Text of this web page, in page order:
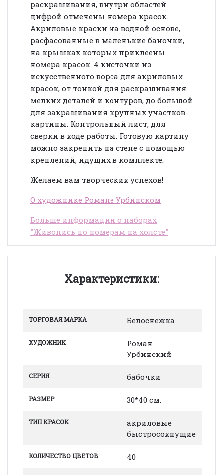
раскрашивания, внутри областей
цифрой отмечены номера красок.
Акриловые краски на водной основе,
расфасованные в маленькие баночки,
на крышках которых приклеены
номера красок. 4 кисточки из
искусственного ворса для акриловых
красок, от тонкой для раскрашивания
мелких деталей и контуров, до большой
для закрашивания крупных участков
картины. Контрольный лист, для
сверки в ходе работы. Готовую картину
можно закрепить на стене с помощью
креплений, идущих в комплекте.
Желаем вам творческих успехов!
О художнике Романе Урбинском
Больше информации о наборах
"Живопись по номерам на холсте"
Характеристики:
ТОРГОВАЯ МАРКА Белоснежка
ХУДОЖНИК
Роман
Урбинский
СЕРИЯ бабочки
РАЗМЕР 30*40 см.
ТИП КРАСОК
акриловые
быстросохнущие
КОЛИЧЕСТВО ЦВЕТОВ 40